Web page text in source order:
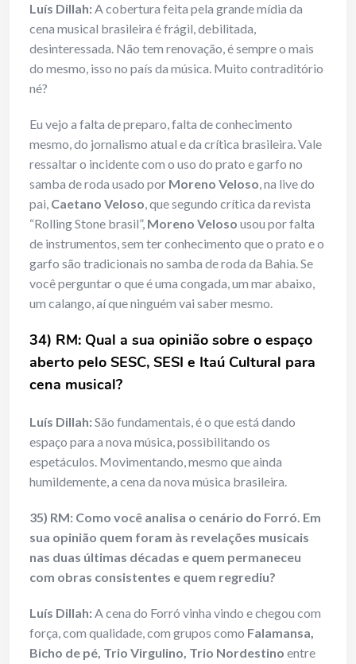
Luís Dillah:A cobertura feita pela grande mídia da
cena musical brasileira é frágil, debilitada,
desinteressada. Não tem renovação, é sempre o mais
do mesmo, isso no país da música. Muito contraditório
né?
Eu vejo a falta de preparo, falta de conhecimento
mesmo, do jornalismo atual e da crítica brasileira. Vale
ressaltar o incidente com o uso do prato e garfo no
samba de roda usado por Moreno Veloso, na live do
pai, Caetano Veloso, que segundo crítica da revista
“Rolling Stone brasil”, Moreno Veloso usou por falta
de instrumentos, sem ter conhecimento que o prato e o
garfo são tradicionais no samba de roda da Bahia. Se
você perguntar o que é uma congada, um mar abaixo,
um calango, aí que ninguém vai saber mesmo.
34) RM: Qual a sua opinião sobre o espaço
aberto pelo SESC, SESI e Itaú Cultural para
cena musical?
Luís Dillah:São fundamentais, é o que está dando
espaço para a nova música, possibilitando os
espetáculos. Movimentando, mesmo que ainda
humildemente, a cena da nova música brasileira.
35) RM: Como você analisa o cenário do Forró. Em
sua opinião quem foram às revelações musicais
nas duas últimas décadas e quem permaneceu
com obras consistentes e quem regrediu?
Luís Dillah:A cena do Forró vinha vindo e chegou com
força, com qualidade, com grupos como Falamansa,
Bicho de pé, Trio Virgulino, Trio Nordestino entre